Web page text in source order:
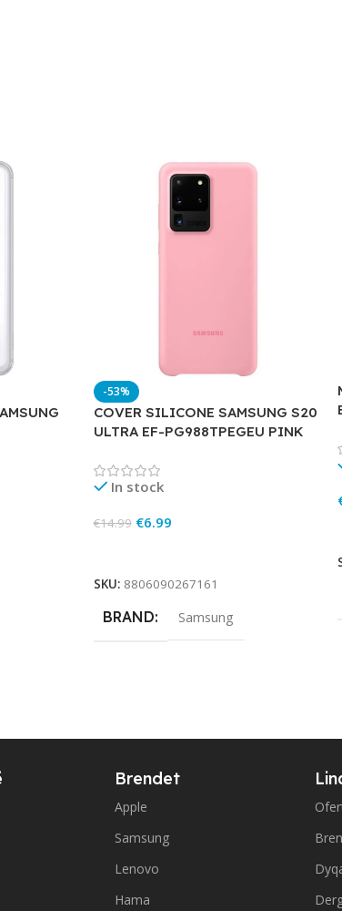
-53%
COVER SILICONE SAMSUNG S20
ULTRA EF-PG988TPEGEU PINK
In stock
€14.99 €6.99
SKU: 8806090267161
BRAND Samsung
Brendet
Apple
Samsung
Lenovo
Hama